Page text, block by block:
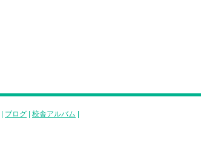
ブログ 校舎アルバム